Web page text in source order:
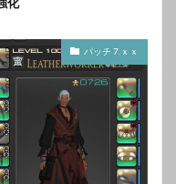
パッチ 7.ｘｘ